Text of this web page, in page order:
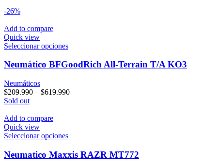
-26%
Add to compare
Quick view
Seleccionar opcionesEste
tiene
Las
en
la
página
de
Neumático BFGoodRich All-Terrain T/A KO3
Neumáticos
$209.990 – $619.990
Sold out
Add to compare
Quick view
Seleccionar opcionesEste
tiene
múltiples
Neumatico Maxxis RAZR MT772